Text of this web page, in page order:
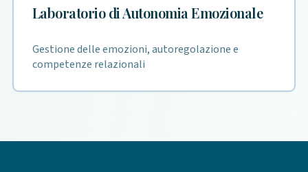
Laboratorio di Autonomia Emozionale
Gestione delle emozioni, autoregolazione e
competenze relazionali